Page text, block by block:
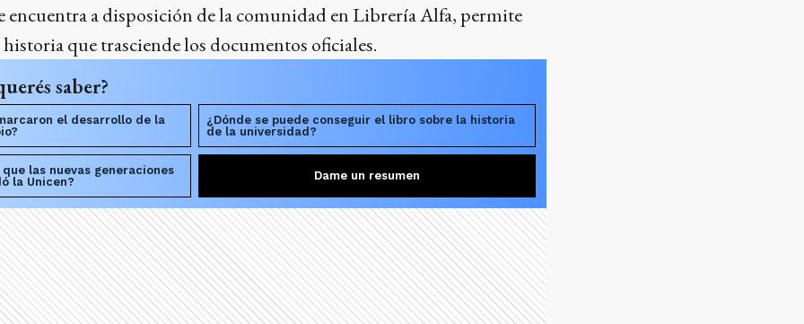
encuentra a disposición de la comunidad en Librería Alfa, permite
que trasciende los documentos oficiales.
saber?
el desarrollo de la
¿Dónde se puede conseguir el libro sobre la historia
de la universidad?
las nuevas generaciones
la Unicen?
Dame un resumen